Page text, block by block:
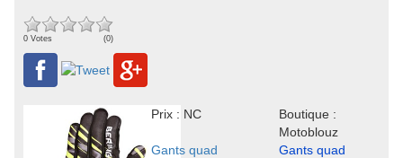
0 Votes (0)
Prix : NC
Boutique :
Motoblouz
Gants quad
Gants quad